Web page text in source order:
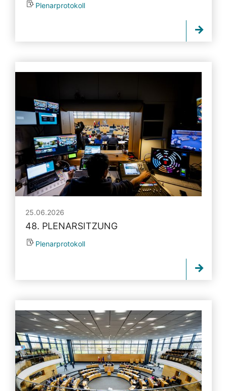
Plenarprotokoll
25.06.2026
48. PLENARSITZUNG
Plenarprotokoll